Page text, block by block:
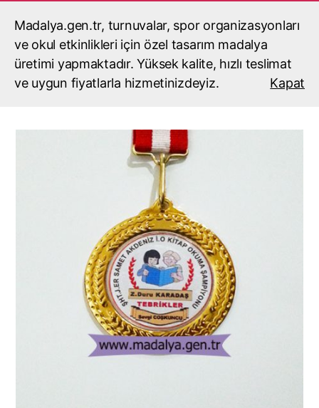
Madalya.gen.tr, turnuvalar, spor organizasyonları
ve okul etkinlikleri için özel tasarım madalya
üretimi yapmaktadır. Yüksek kalite, hızlı teslimat
ve uygun fiyatlarla hizmetinizdeyiz.
Kapat
madalyacı,madalya,madalya
yaptırma,madalya fiyatları